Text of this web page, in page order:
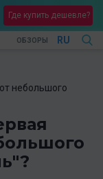
Где купить дешевле?
ОБЗОРЫ RU
небольшого